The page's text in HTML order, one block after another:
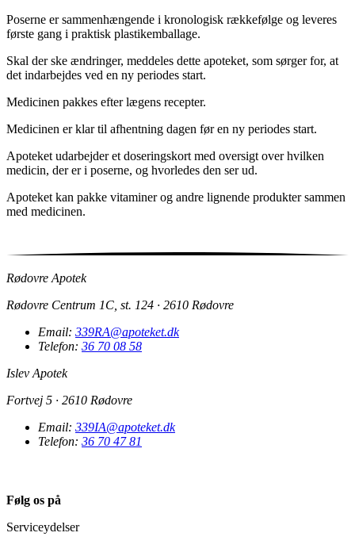
Poserne er sammenhængende i kronologisk rækkefølge og leveres
første gang i praktisk plastikemballage.
Skal der ske ændringer, meddeles dette apoteket, som sørger for, at
det indarbejdes ved en ny periodes start.
Medicinen pakkes efter lægens recepter.
Medicinen er klar til afhentning dagen før en ny periodes start.
Apoteket udarbejder et doseringskort med oversigt over hvilken
medicin, der er i poserne, og hvorledes den ser ud.
Apoteket kan pakke vitaminer og andre lignende produkter sammen
med medicinen.
Rødovre Apotek
Rødovre Centrum 1C, st. 124 · 2610 Rødovre
Email: 339RA@apoteket.dk
Telefon: 36 70 08 58
Islev Apotek
Fortvej 5 · 2610 Rødovre
Email: 339IA@apoteket.dk
Telefon: 36 70 47 81
Følg os på
Serviceydelser